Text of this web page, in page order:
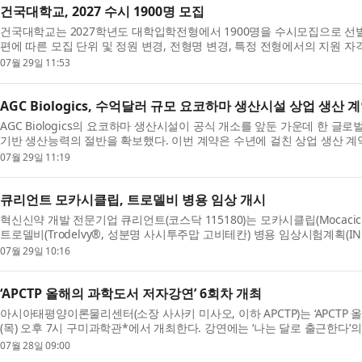
건국대학교, 2027 수시 1900명 모집
건국대학교는 2027학년도 대학입학전형에서 1900명을 수시모집으로
편에 따른 모집 단위 및 정원 변경, 전형명 변경, 특정 전형에서의 지원 자
07월 29일 11:53
AGC Biologics, 수억달러 규모 요코하마 생산시설 상업 생산
AGC Biologics의 요코하마 생산시설이 공식 개소를 앞둔 가운데 한 글로
기반 생산능력의 절반을 확보했다. 이번 계약은 수년에 걸친 상업 생산
07월 29일 11:19
큐리언트 모카시클립, 트로델비 병용 임상 개시
혁신신약 개발 전문기업 큐리언트(코스닥 115180)는 모카시클립
트로델비(Trodelvy®, 성분명 사시투주맙 고비테칸) 병용 임상시험계획
07월 29일 10:16
‘APCTP 올해의 과학도서 저자강연’ 6회차 개최
아시아태평양이론물리센터(소장 사사키 미사오, 이하 APCTP)는 ‘APCTP
(목) 오후 7시 구미과학관*에서 개최한다. 강연에는 ‘나는 달로 출근한다’
07월 28일 09:00